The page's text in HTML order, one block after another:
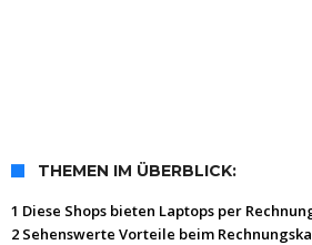
THEMEN IM ÜBERBLICK:
1 Diese Shops bieten Laptops per
2 Sehenswerte Vorteile beim